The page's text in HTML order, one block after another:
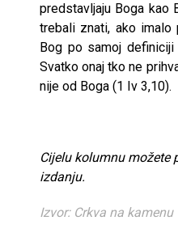
predstavljaju Boga kao
trebali znati, ako imalo
Bog po samoj definiciji
Svatko onaj tko ne
nije od Boga (1 Iv 3,10).
Cijelu kolumnu možete
izdanju.
Izvor: Crkva na kamenu